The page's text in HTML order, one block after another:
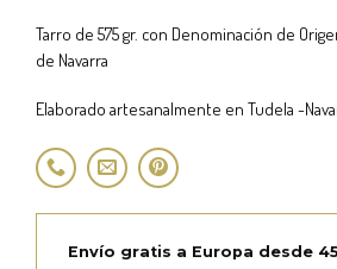
Tarro de 575 gr. con Denominación de
de Navarra
Elaborado artesanalmente en Tudela -
Envío gratis a Europa desde